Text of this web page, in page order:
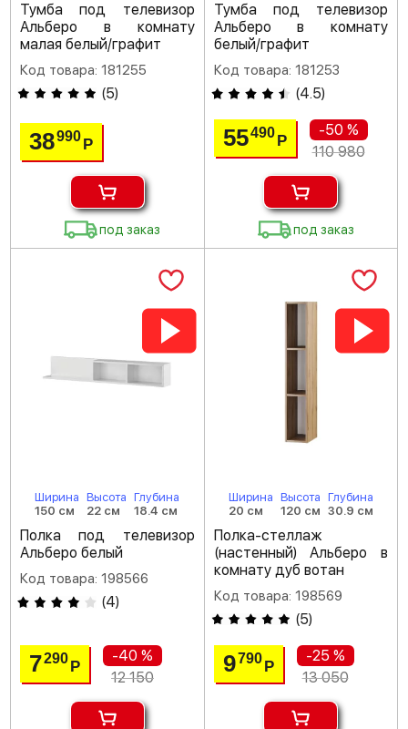
Тумба под телевизор
Альберо в комнату
малая белый/графит
Код товара: 181255
(5)
38990Р
под заказ
Тумба под телевизор
Альберо в комнату
белый/графит
Код товара: 181253
(4.5)
55490 Р
-50 %
110 980
под заказ
Ширина
150 см
Высота
22 см
Глубина
18.4 см
Полка под телевизор
Альберо белый
Код товара: 198566
(4)
7290Р
-40 %
12 150
Ширина
20 см
Высота
120 см
Глубина
30.9 см
Полка-стеллаж
(настенный) Альберо в
комнату дуб вотан
Код товара: 198569
(5)
9790 Р
-25 %
13 050